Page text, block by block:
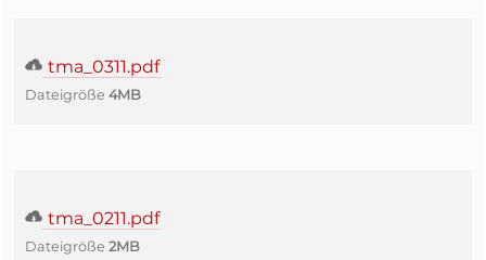
tma_0311.pdf
Dateigröße 4MB
tma_0211.pdf
Dateigröße 2MB